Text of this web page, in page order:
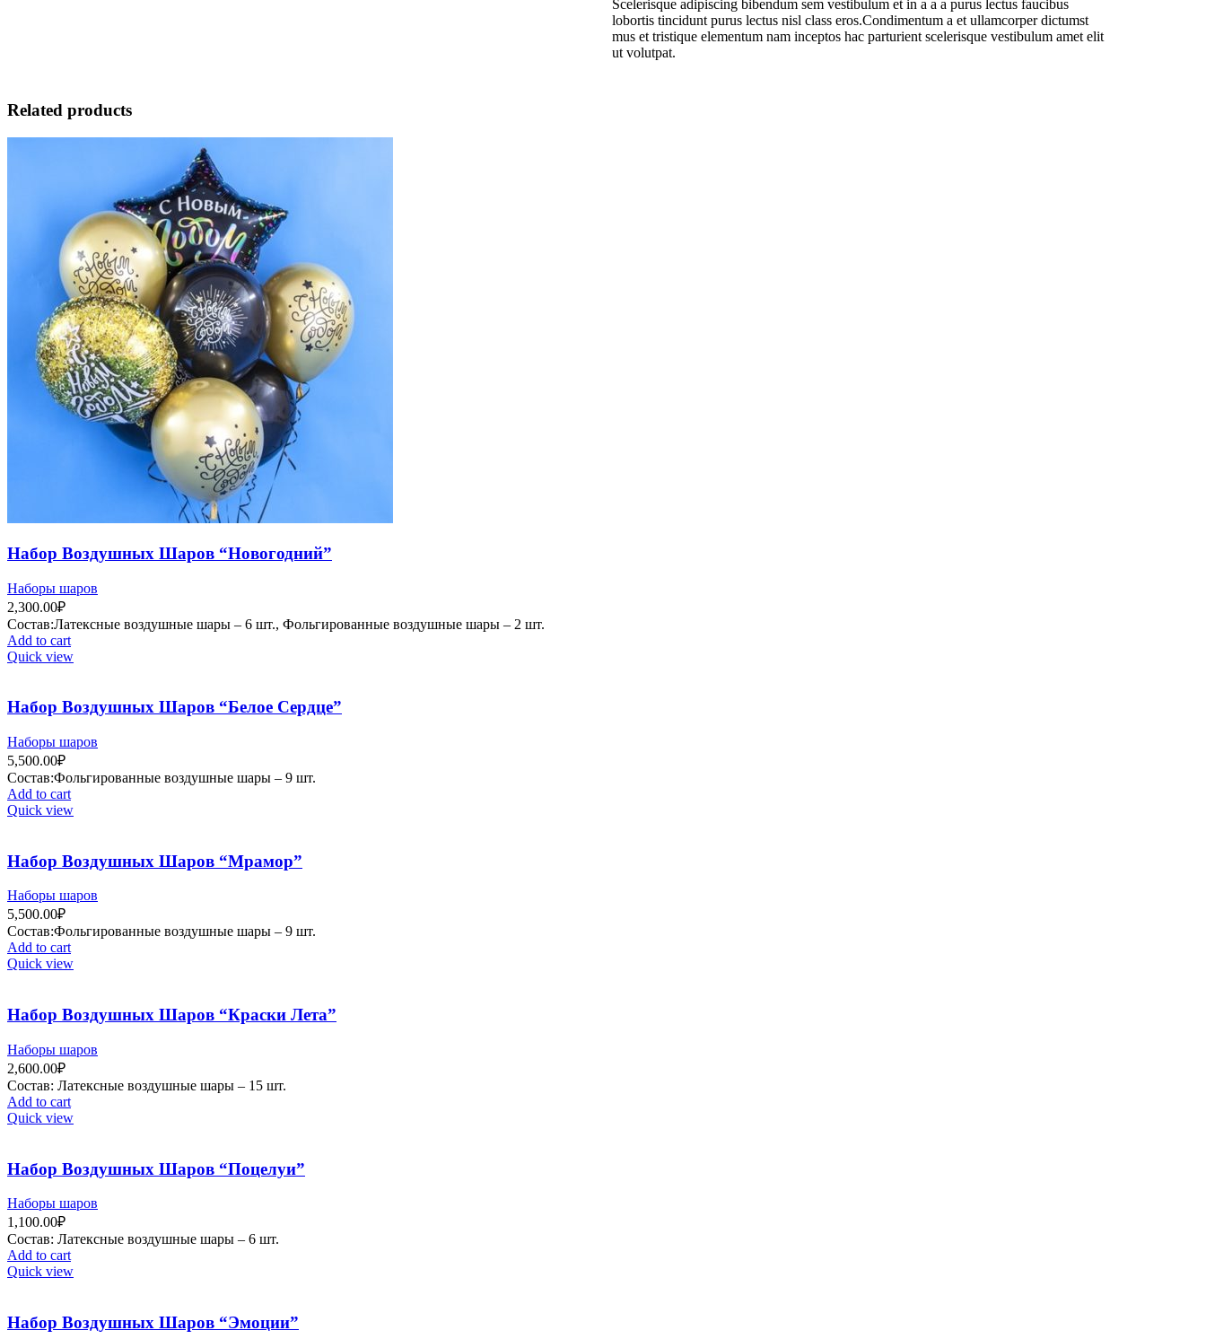
Scelerisque adipiscing bibendum sem vestibulum et in a a a purus lectus faucibus
lobortis tincidunt purus lectus nisl class eros.Condimentum a et ullamcorper dictumst
mus et tristique elementum nam inceptos hac parturient scelerisque vestibulum amet elit
ut volutpat.
Related products
Набор Воздушных Шаров “Новогодний”
Наборы шаров
2,300.00₽
Состав:Латексные воздушные шары – 6 шт., Фольгированные воздушные шары – 2 шт.
Add to cart
Quick view
Набор Воздушных Шаров “Белое Сердце”
Наборы шаров
5,500.00₽
Состав:Фольгированные воздушные шары – 9 шт.
Add to cart
Quick view
Набор Воздушных Шаров “Мрамор”
Наборы шаров
5,500.00₽
Состав:Фольгированные воздушные шары – 9 шт.
Add to cart
Quick view
Набор Воздушных Шаров “Краски Лета”
Наборы шаров
2,600.00₽
Состав: Латексные воздушные шары – 15 шт.
Add to cart
Quick view
Набор Воздушных Шаров “Поцелуи”
Наборы шаров
1,100.00₽
Состав: Латексные воздушные шары – 6 шт.
Add to cart
Quick view
Набор Воздушных Шаров “Эмоции”